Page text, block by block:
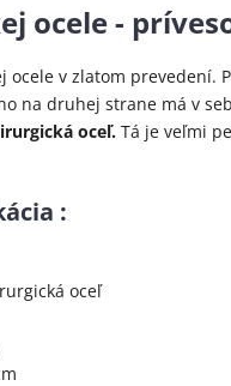
ocele -
ocele v zlatom prevedení.
na druhej strane má v
oceľ. Tá je veľmi
:
oceľ